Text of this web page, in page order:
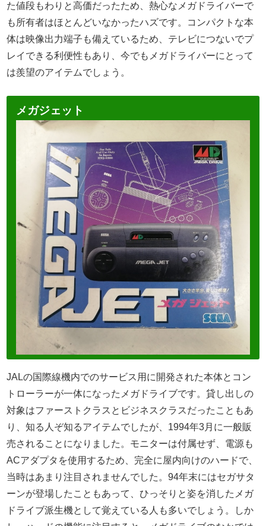
た値段もわりと高価だったため、熱心なメガドライバーで
も所有者はほとんどいなかったハズです。コンパクトな本
体は映像出力端子も備えているため、テレビにつないでプ
レイできる利便性もあり、今でもメガドライバーにとって
は羨望のアイテムでしょう。
メガジェット
JALの国際線機内でのサービス用に開発された本体とコン
トローラーが一体になったメガドライブです。貸し出しの
対象はファーストクラスとビジネスクラスだったこともあ
り、知る人ぞ知るアイテムでしたが、1994年3月に一般販
売されることになりました。モニターは付属せず、電源も
ACアダプタを使用するため、完全に屋内向けのハードで、
当時はあまり注目されませんでした。94年末にはセガサタ
ーンが登場したこともあって、ひっそりと姿を消したメガ
ドライブ派生機として覚えている人も多いでしょう。しか